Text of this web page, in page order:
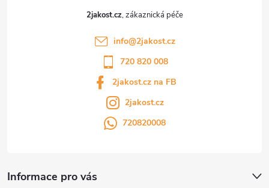
2jakost.cz
info@2jakost.cz
720 820 008
2jakost.cz na FB
2jakost.cz
720820008
Informace pro vás